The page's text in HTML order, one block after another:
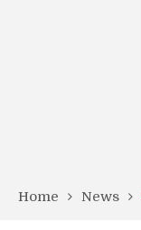
Home News